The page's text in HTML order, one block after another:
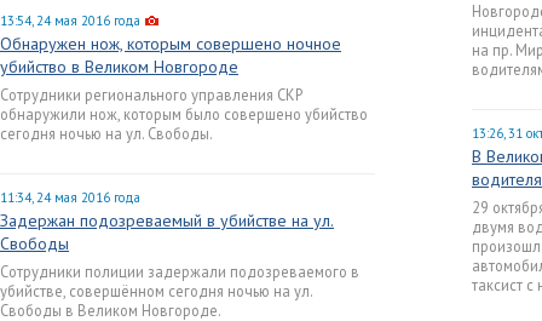
13:54, 24 мая 2016 года
Обнаружен нож, которым совершено ночное
убийство в Великом Новгороде
Сотрудники регионального управления СКР
обнаружили нож, которым было совершено убийство
сегодня ночью на ул. Свободы.
11:34, 24 мая 2016 года
Задержан подозреваемый в убийстве на ул.
Свободы
Сотрудники полиции задержали подозреваемого в
убийстве, совершённом сегодня ночью на ул.
Свободы в Великом Новгороде.
на пр.
13:26, 31
В
водителя
29
двумя
таксист